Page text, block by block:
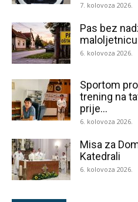
7. kolovoza 2026.
Pas bez
maloljetnicu
6. kolovoza 2026.
Sportom
trening na
prije...
6. kolovoza 2026.
Misa za
Katedrali
6. kolovoza 2026.